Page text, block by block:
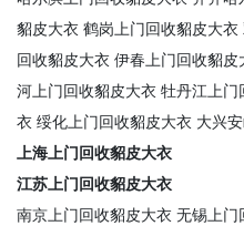
貂皮大衣 鹤岗上门回收貂皮大衣
回收貂皮大衣 伊春上门回收貂皮
河上门回收貂皮大衣 牡丹江上门
衣 绥化上门回收貂皮大衣 大兴
上海上门回收貂皮大衣
江苏上门回收貂皮大衣
南京上门回收貂皮大衣 无锡上门